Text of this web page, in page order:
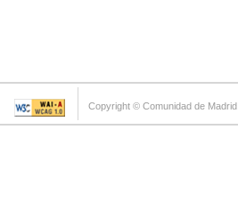
Copyright © Comunidad de Madrid.